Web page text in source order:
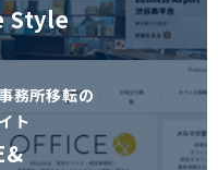
Style
務所移転の
ト